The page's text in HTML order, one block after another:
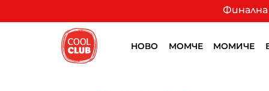
Финална
НОВО МОМЧЕ МОМИЧЕ